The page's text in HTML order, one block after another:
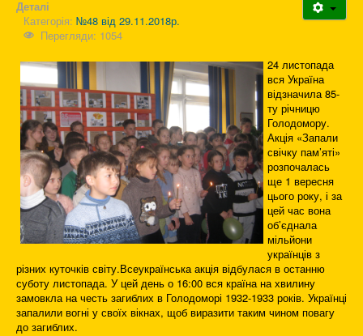
Деталі
Категорія: №48 від 29.11.2018р.
Перегляди: 1054
24 листопада
вся Україна
відзначила 85-
ту річницю
Голодомору.
Акція «Запали
свічку пам’яті»
розпочалась
ще 1 вересня
цього року, і за
цей час вона
об’єднала
мільйони
українців з
різних куточків світу.Всеукраїнська акція відбулася в останню
суботу листопада. У цей день о 16:00 вся країна на хвилину
замовкла на честь загиблих в Голодоморі 1932-1933 років. Українці
запалили вогні у своїх вікнах, щоб виразити таким чином повагу
до загиблих.